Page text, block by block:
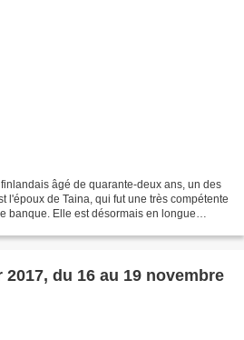
âgé de quarante-deux ans, un des
l'époux de Taina, qui fut une très compétente
banque. Elle est désormais en longue
du 16 au 19 novembre